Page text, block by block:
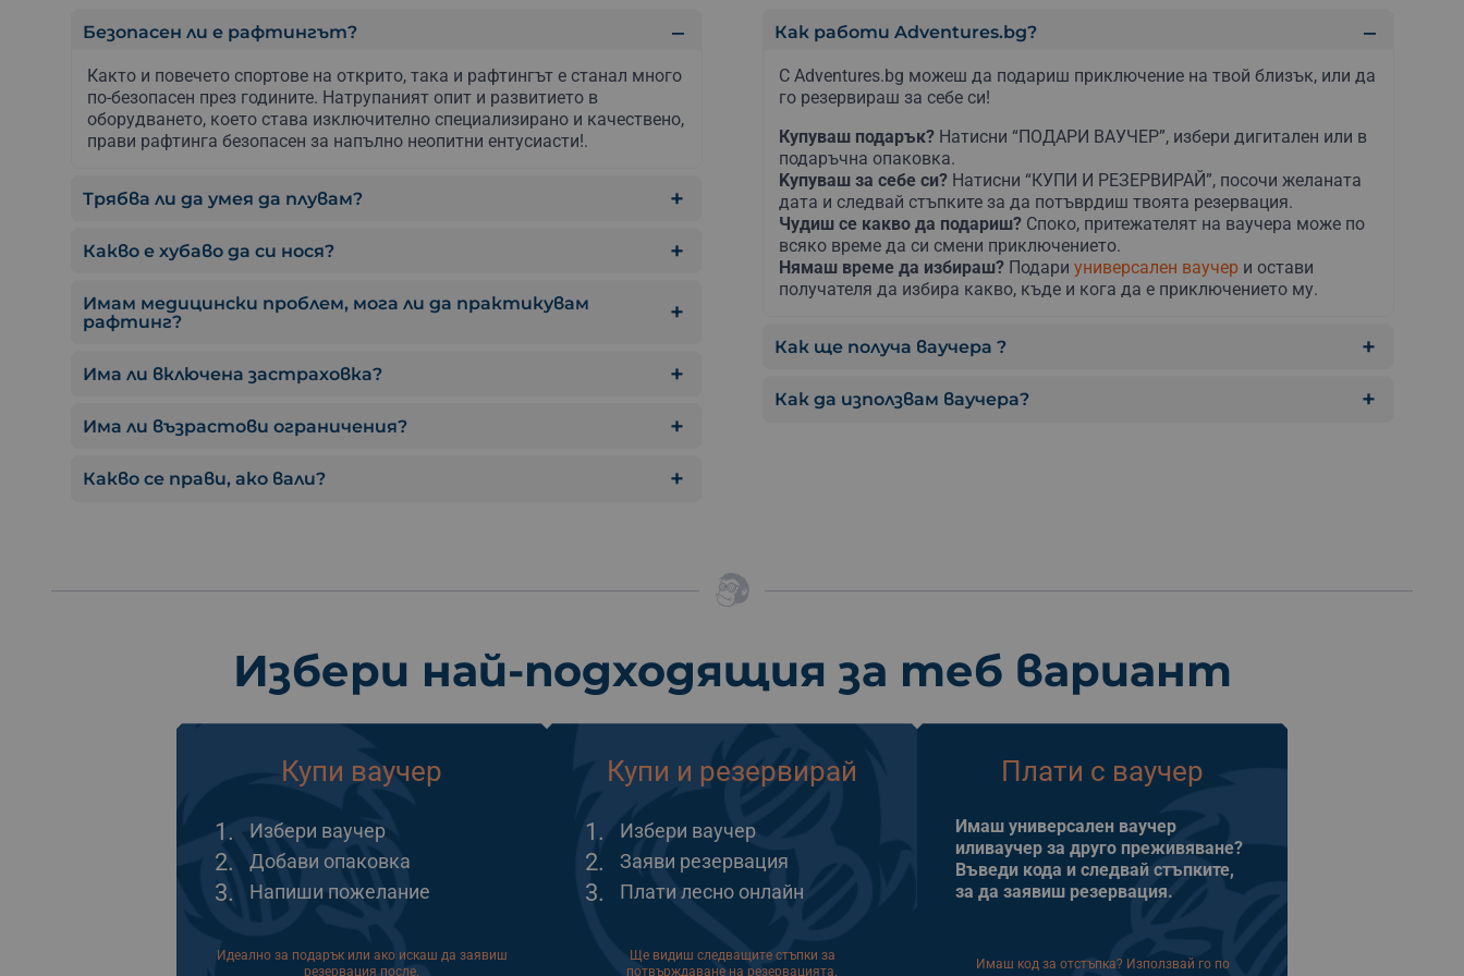
Безопасен ли е рафтингът?
Както и повечето спортове на открито, така и рафтингът е станал много
по-безопасен през годините. Натрупаният опит и развитието в
оборудването, което става изключително специализирано и качествено,
прави рафтинга безопасен за напълно неопитни ентусиасти!.
Трябва ли да умея да плувам?
Какво е хубаво да си нося?
Имам медицински проблем, мога ли да практикувам
рафтинг?
Има ли включена застраховка?
Има ли възрастови ограничения?
Какво се прави, ако вали?
Как работи Adventures.bg?
С Adventures.bg можеш да подариш приключение на твой близък, или да
го резервираш за себе си!
Купуваш подарък? Натисни “ПОДАРИ ВАУЧЕР”, избери дигитален или в
подаръчна опаковка.
Kупуваш за себе си? Натисни “КУПИ И РЕЗЕРВИРАЙ”, посочи желаната
дата и следвай стъпките за да потъврдиш твоята резервация.
Чудиш се какво да подариш? Споко, притежателят на ваучера може по
всяко време да си смени приключението.
Нямаш време да избираш? Подари универсален ваучери остави
получателя да избира какво, къде и кога да е приключението му.
Как ще получа ваучера ?
Как да използвам ваучера?
Избери най-подходящия за теб вариант
Купи ваучер
1. Избери ваучер
2. Добави опаковка
3. Напиши пожелание
Идеално за подарък или ако искаш да заявиш
резервация после.
Купи и резервирай
1. Избери ваучер
2. Заяви резервация
3. Плати лесно онлайн
Ще видиш следващите стъпки за
потвърждаване на резервацията.
Плати с ваучер
Имаш универсален ваучер
иливаучер за друго преживяване?
Въведи кода и следвай стъпките,
за да заявиш резервация.
Имаш код за отстъпка? Използвай го по